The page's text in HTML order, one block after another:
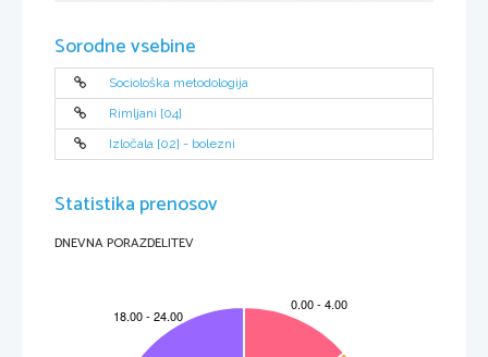
Sorodne vsebine
Sociološka metodologija
Rimljani [04]
Izločala [02] - bolezni
Statistika prenosov
DNEVNA PORAZDELITEV